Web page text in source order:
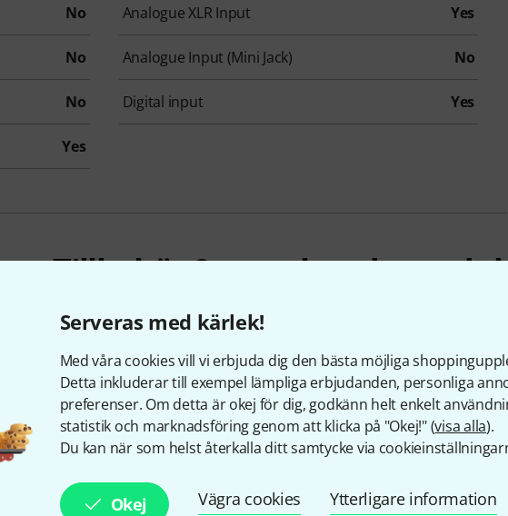
Serveras med kärlek!
Med våra cookies vill vi erbjuda dig den bästa möjliga
Detta inkluderar till exempel lämpliga erbjudanden, personliga
preferenser. Om detta är okej för dig, godkänn helt enkelt
statistik och marknadsföring genom att klicka på "Okej!" (visa alla).
Du kan när som helst återkalla ditt samtycke via
Okej Vägra cookies Ytterligare information
No Analogue XLR Input Yes
No Analogue Input (Mini Jack) No
No Digital input Yes
Yes
Tillbehör & matchande